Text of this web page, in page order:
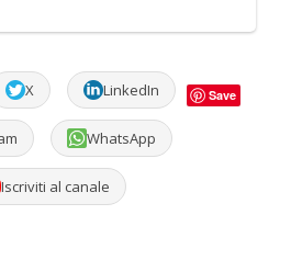
X LinkedIn Save
WhatsApp
Iscriviti al canale